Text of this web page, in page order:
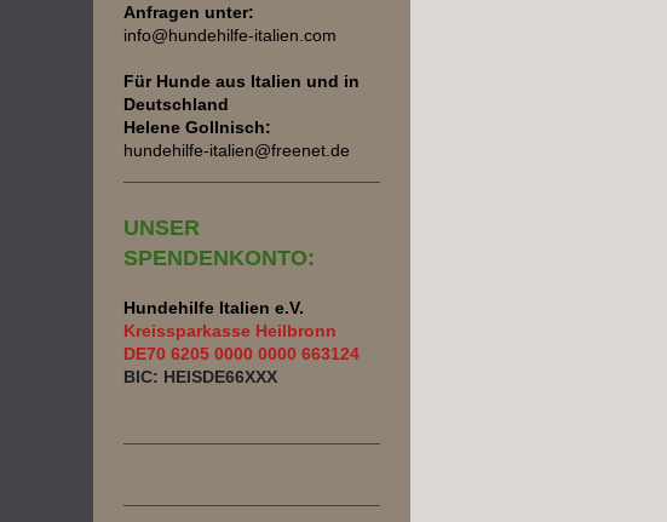
Anfragen unter:
info@hundehilfe-italien.com
Für Hunde aus Italien und in
Deutschland
Helene Gollnisch:
hundehilfe-italien@freenet.de
UNSER
SPENDENKONTO:
Hundehilfe Italien e.V.
Kreissparkasse Heilbronn
DE70 6205 0000 0000 663124
BIC: HEISDE66XXX